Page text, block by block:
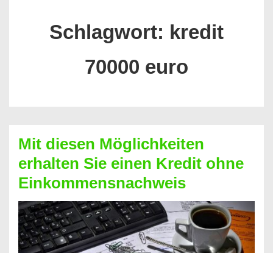
Schlagwort: kredit
70000 euro
Mit diesen Möglichkeiten
erhalten Sie einen Kredit ohne
Einkommensnachweis